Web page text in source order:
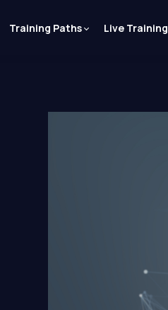
Training Paths Live Training